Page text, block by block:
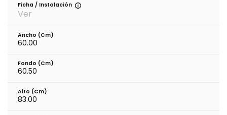
Ficha / Instalación
Ver
Ancho (cm)
60.00
Fondo (cm)
60.50
Alto (cm)
83.00